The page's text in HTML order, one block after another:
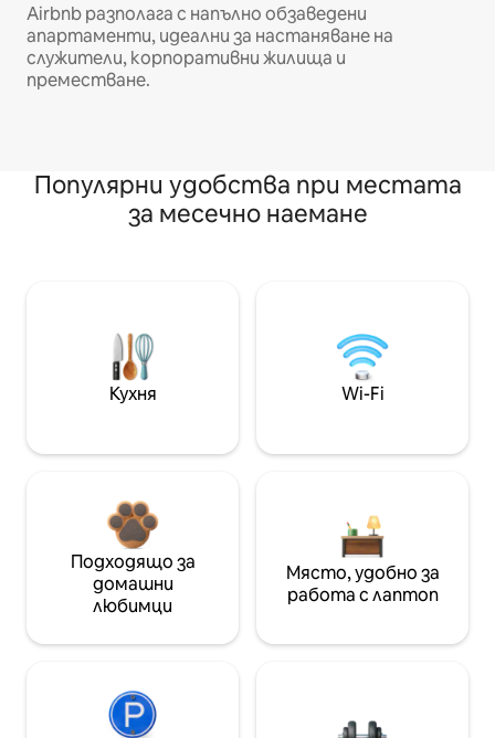
Airbnb разполага с напълно обзаведени
апартаменти, идеални за настаняване на
служители, корпоративни жилища и
преместване.
Популярни удобства при местата
за месечно наемане
Кухня Wi-Fi
Подходящо за
домашни
любимци
Място, удобно за
работа с лаптоп